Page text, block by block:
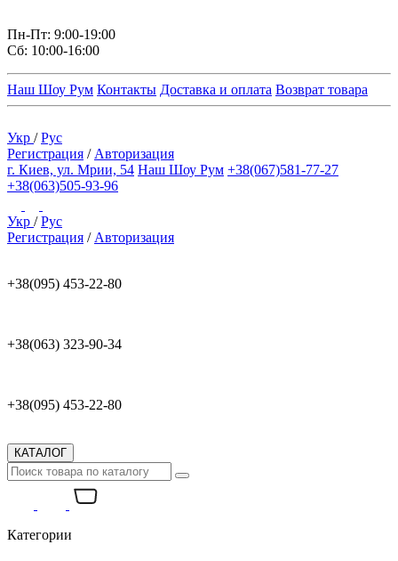
Пн-Пт: 9:00-19:00
Сб: 10:00-16:00
Наш Шоу Рум Контакты Доставка и оплата Возврат товара
Укр /Рус
Регистрация / Авторизация
г. Киев, ул. Мрии, 54 Наш Шоу Рум +38(067)581-77-27
+38(063)505-93-96
Укр /Рус
Регистрация / Авторизация
+38(095) 453-22-80
+38(063) 323-90-34
+38(095) 453-22-80
КАТАЛОГ
Категории